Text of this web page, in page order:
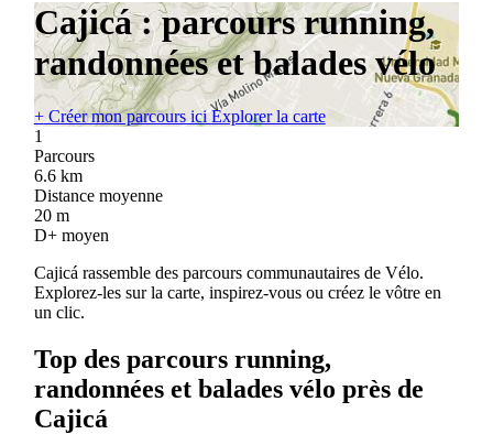
Cajicá : parcours running,
randonnées et balades vélo
+Créer mon parcours iciExplorer la carte
1
Parcours
6.6 km
Distance moyenne
20 m
D+ moyen
Cajicá rassemble des parcours communautaires de Vélo.
Explorez-les sur la carte, inspirez-vous ou créez le vôtre en
un clic.
Top des parcours running,
randonnées et balades vélo près de
Cajicá